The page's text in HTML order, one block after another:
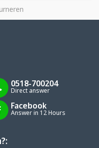
0518-700204
Direct answer
Facebook
Answer in 12 Hours